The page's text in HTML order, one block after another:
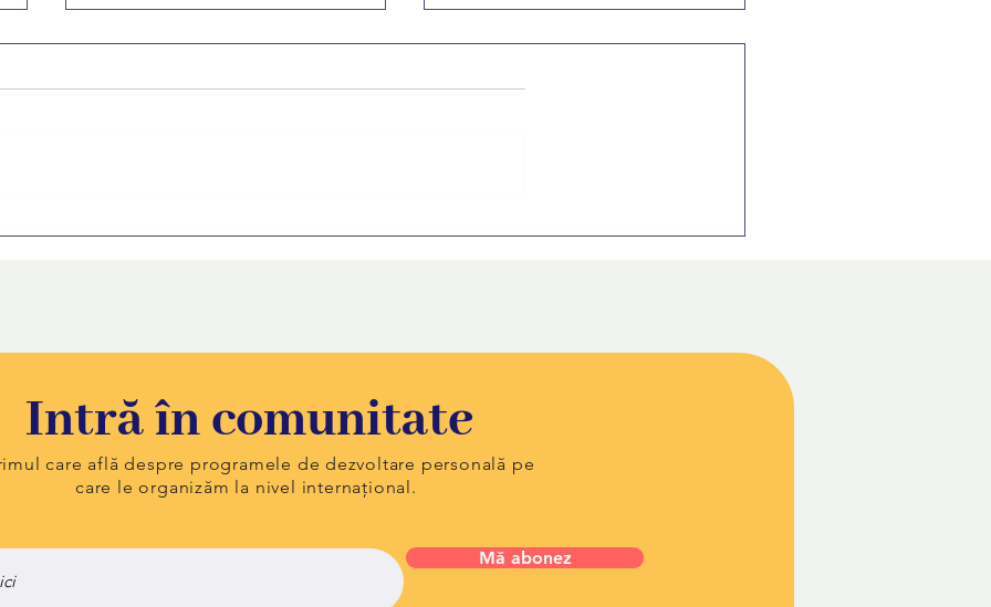
Intră în comunitate
care află despre programele de dezvoltare personală pe
care le organizăm la nivel internațional.
Mă abonez